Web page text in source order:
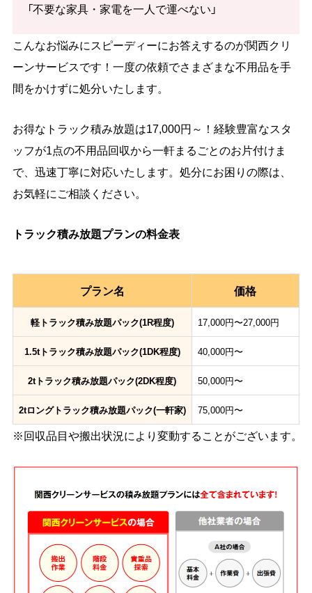
「不要な家具・家電を一人で運べない」
こんなお悩みにスピーディーにお答えするのが関西クリ
ーンサービスです！一度の依頼でさまざまな不用品を手
間をかけずに処分いたします。
お得なトラック積み放題は17,000円～！経験豊富なスタ
ッフが1点の不用品回収から一軒まるごとのお片付けま
で、迅速丁寧に対応いたします。処分にお困りの際は、
お気軽にご相談ください。
トラック積み放題プランの料金表
プラン名 価格
軽トラック積み放題パック(1R程度) 17,000円〜27,000円
1.5tトラック積み放題パック(1DK程度) 40,000円〜
2tトラック積み放題パック(2DK程度) 50,000円〜
2tロングトラック積み放題パック(一軒家) 75,000円〜
※回収品目や搬出状況により変動することがございます。